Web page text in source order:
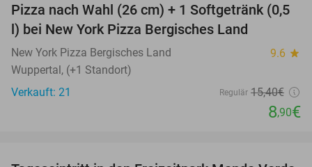
42%
Pizza nach Wahl (26 cm) + 1 Softgetränk (0,5
l) bei New York Pizza Bergisches Land
New York Pizza Bergisches Land 9.6 star
Wuppertal, (+1 Standort)
Verkauft: 21
Regulär 15,40€
8,90€